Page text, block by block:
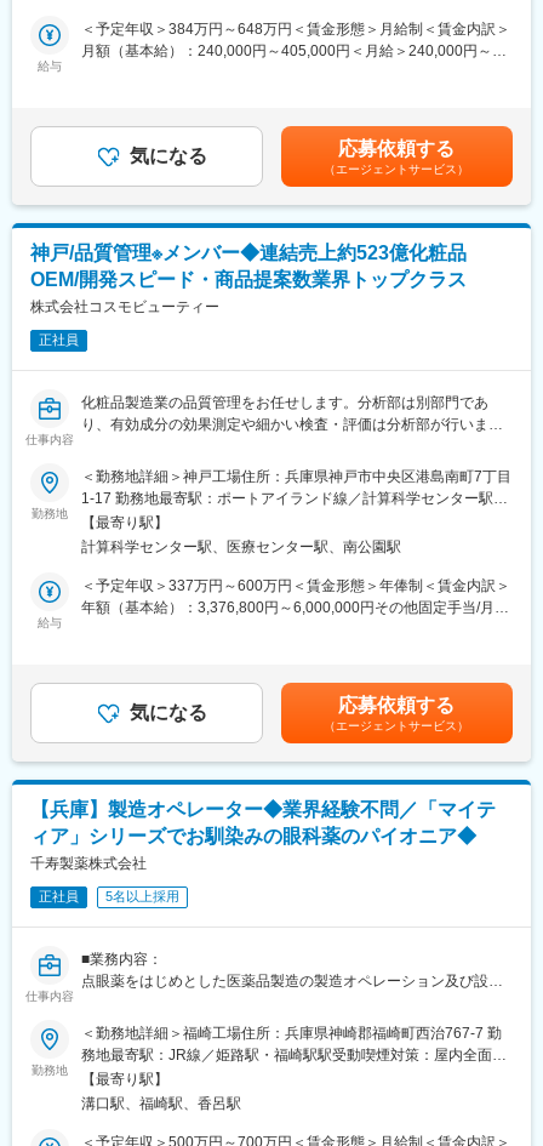
・安定性試験業務の計画立案・実施・評価
・新規開発品の試作・工程バリデーション、既存品の品質改善に
・新規原材料の評価業務（受入試験・規格適合性確認 等）
・分析法バリデーション
・公定書改正時の対応（手順改訂、差分評価）
理）
【働く環境と魅力ポイント】
◎新規開発品の立ち上げ～分析法バリデーション～技術移管に携
われるため、分析者として幅広い経験ができます。
◎20～30代が活躍するチームで、相談しやすい環境です。
◎ワークライフバランスを充実していただくため、フレックスタ
イム制を導入しています。
◎試験工程の標準化が進んでおり、業務負荷の偏りが少ないチー
ムです。
環境です。
【所属部署・チーム】
当部署は 14名（男性4名・女性10名） で構成され、20代・30代
実験計画からデータレビューまで気軽に相談しやすいカルチャー
が特徴です。フォロー体制も整っており、GMP未経験者でもキャ
▽医薬品事業：CNS領域（中枢神経領域）を中心としたジェネリ
ック医薬品の開発・製造・販売、ならびに長期収載品（特許等に
よる独占期間が満了した先発医薬品）および新薬の販売を行って
おります。
■ビジョン
「こころの健康に向き合い明るい未来を支える会社」として、今
後ますます必要性が高まる精神科領域においてジェネリック医薬
品や新薬をはじめ幅広くサービスを提供し、「こころの健康」を
取り戻すことに貢献していきます。
給与
＜予定年収＞384万円～648万円＜賃金形態＞月給制＜賃金内訳＞
月額（基本給）：240,000円～405,000円＜月給＞240,000円～
も目安の金額であり、選考を通じて上下する可能性があります。
月給(月額)は固定手当を含めた表記です。
気になる 応募依頼する
（エージェントサービス）
神戸/品質管理※メンバー◆連結売上約523億化粧品
OEM/開発スピード・商品提案数業界トップクラス
株式会社コスモビューティー
正社員
仕事内容
化粧品製造業の品質管理をお任せします。分析部は別部門であ
り、有効成分の効果測定や細かい検査・評価は分析部が行いま
OEM・ODMメーカーであり品質保証部がないため顧客からのトラ
ブル対応の問い合わせなども品質管理部門が行います。
・製薬液剤品質管理
・原料、梱包資材の受け入れ検査
・中身、製品の前処理、官能検査、物性検査、バルクチェック
・ラベルの印字確認
ススメです。
■業務の特徴・キャリアパス：
入社後のキャリアのイメージとしては、品質管理部門で行う様々
な種類の試験業務をローテーションで経験して、品質管理スキル
を身に付けていきます。
■当社の魅力：
◇風通しの良さ
社内にはアナログ・Web両方の意見箱があり、年次や役職に関係
なく改善提案を発信できる風土があります。製造工程の大幅な効
率化から働きやすさ向上まで、社員の声が実際の制度や運営改善
「まずやってみる」を大切にしており、若手でも新しい業務や改
善プロジェクトに挑戦できるため、日々の仕事を通じて着実にス
キルアップできる環境です。
◇社長との1on1
勤務地
＜勤務地詳細＞神戸工場住所：兵庫県神戸市中央区港島南町7丁目
1-17 勤務地最寄駅：ポートアイランド線／計算科学センター駅受
動喫煙対策：屋内全面禁煙変更の範囲：会社の定める事業所
【最寄り駅】
計算科学センター駅、医療センター駅、南公園駅
給与
＜予定年収＞337万円～600万円＜賃金形態＞年俸制＜賃金内訳＞
年額（基本給）：3,376,800円～6,000,000円その他固定手当/月：
給：年1回■賞与：決算賞与のみ※決算賞与は個人と会社の業績に
より変動あり賃金はあくまでも目安の金額であり、選考を通じて
上下する可能性があります。月給(月額)は固定手当を含めた表記で
す。
気になる 応募依頼する
（エージェントサービス）
【兵庫】製造オペレーター◆業界経験不問／「マイテ
ィア」シリーズでお馴染みの眼科薬のパイオニア◆
千寿製薬株式会社
正社員 5名以上採用
仕事内容
■業務内容：
点眼薬をはじめとした医薬品製造の製造オペレーション及び設備
用となります。
＜具体的には＞
・製造作業・操作や製造工程の標準化（品質向上）及び安定化、
合理化、効率化（改善活動）
・設備の運転操作、設備への資材供給管理、定期保全（担当設備
の定期清掃、給油、軽微な不具合箇所の調整・修理）
勤務地
＜勤務地詳細＞福崎工場住所：兵庫県神崎郡福崎町西治767-7 勤
務地最寄駅：JR線／姫路駅・福崎駅駅受動喫煙対策：屋内全面禁
煙変更の範囲：会社の定める事業所
【最寄り駅】
溝口駅、福崎駅、香呂駅
＜予定年収＞500万円～700万円＜賃金形態＞月給制＜賃金内訳＞